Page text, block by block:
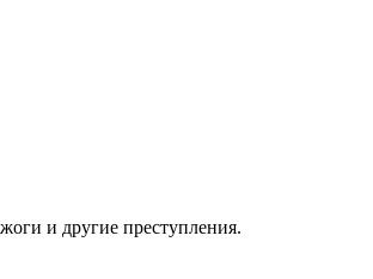
и другие преступления.